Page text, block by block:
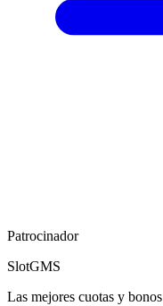
Patrocinador
SlotGMS
Las mejores cuotas y